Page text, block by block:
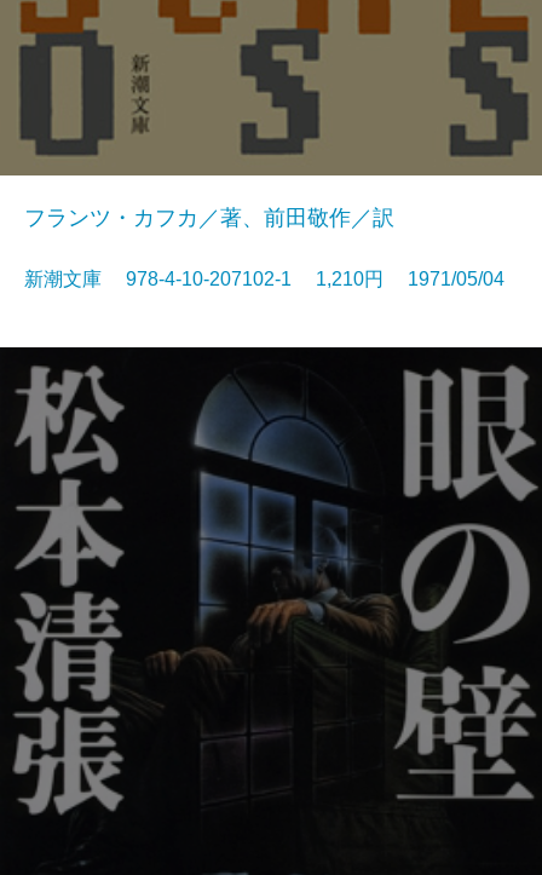
フランツ・カフカ／著、前田敬作／訳
新潮文庫 978-4-10-207102-1 1,210円 1971/05/04